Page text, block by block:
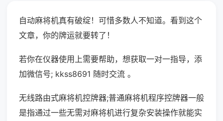
自动麻将机真有破绽！可惜多数人不知道。看到这个
文章，你的牌运就要转了！
若你在仪器使用上需要帮助，想获取一对一指导，添
加微信号; kkss8691 随时交流 。
无线路由式麻将机控牌器;普通麻将机程序控牌器一般
是指通过一些无需对麻将机进行复杂安装操作就能实